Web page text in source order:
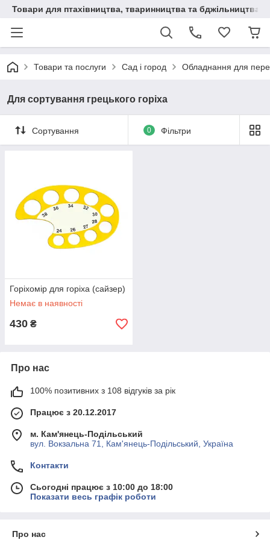
Товари для птахівництва, тваринництва та бджільництва
Товари та послуги Сад і город Обладнання для
Для сортування грецького горіха
Сортування 0 Фільтри
Горіхомір для горіха (сайзер)
Немає в наявності
430 ₴
Про нас
100% позитивних з 108 відгуків за рік
Працює з 20.12.2017
м. Кам'янець-Подільський
вул. Вокзальна 71, Кам'янець-Подільський, Україна
Контакти
Сьогодні працює з 10:00 до 18:00
Показати весь графік роботи
Про нас